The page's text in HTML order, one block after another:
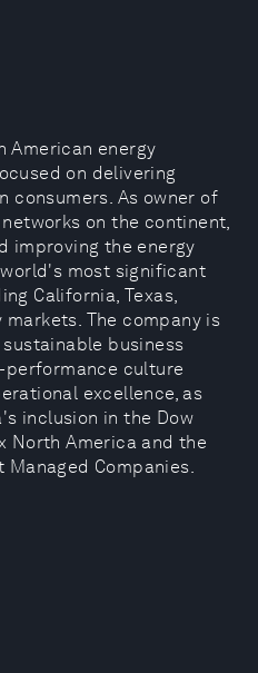
American energy
on delivering
consumers. As owner of
on the continent,
improving the energy
most significant
California, Texas,
The company is
business
culture
excellence, as
inclusion in the Dow
North America and the
Companies.